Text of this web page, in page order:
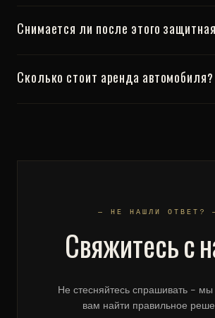
Снимается ли после этого
Сколько стоит аренда автомобиля?
— НЕ НАШЛИ ОТВЕТ?
Свяжитесь с
Не стесняйтесь спрашивать -
вам найти правильное